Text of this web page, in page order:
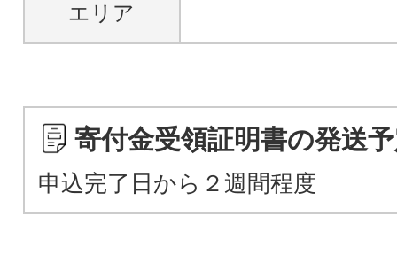
エリア
寄付金受領証明書の発送
申込完了日から２週間程度